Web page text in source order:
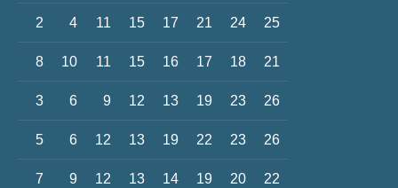
2 4 11 15 17 21 24 25
8 10 11 15 16 17 18 21
3 6 9 12 13 19 23 26
5 6 12 13 19 22 23 26
7 9 12 13 14 19 20 22